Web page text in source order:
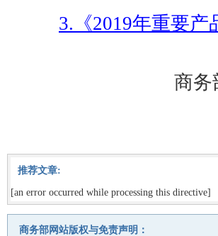
3.《2019年重要
商务部
推荐文章:
[an error occurred while processing this directive]
商务部网站版权与免责声明：